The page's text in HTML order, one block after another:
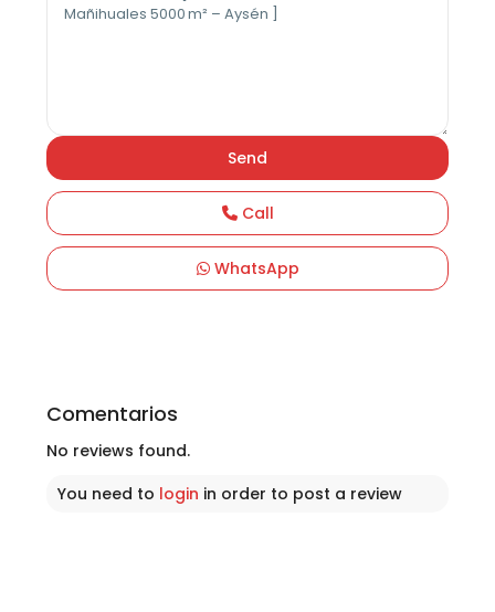
Call
WhatsApp
Comentarios
No reviews found.
You need to login in order to post a review